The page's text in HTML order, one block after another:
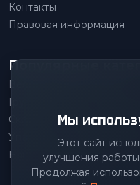
Мы
Этот сайт
улучшения
Продолжая
Контакты
Правовая информация
Популярные
Весовое оборудование
Грузоподъемное
Складское
Упаковочное
Наше производство